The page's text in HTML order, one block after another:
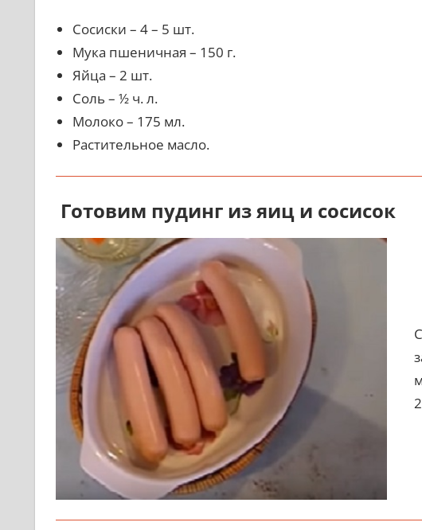
Сосиски – 4 – 5 шт.
Мука пшеничная – 150 г.
Яйца – 2 шт.
Соль – ½ ч. л.
Молоко – 175 мл.
Растительное масло.
Готовим пудинг из яиц и сосисок